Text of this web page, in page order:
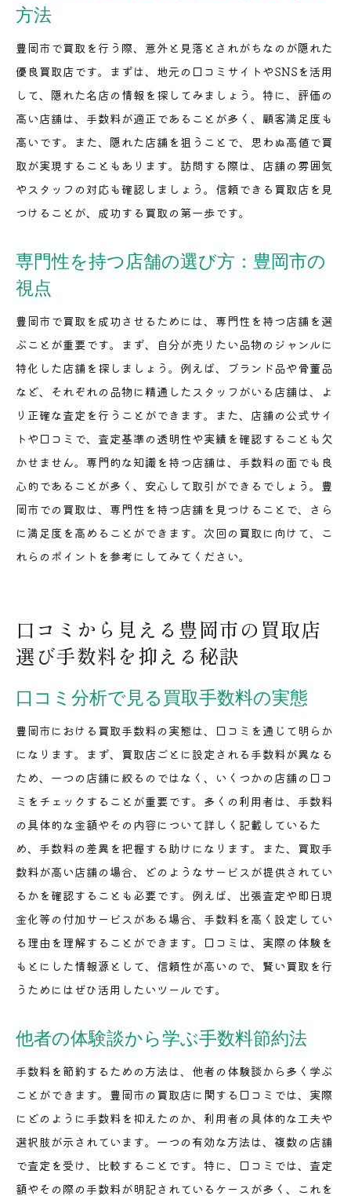
方法
豊岡市で買取を行う際、意外と見落とされがちなのが隠れた
優良買取店です。まずは、地元の口コミサイトやSNSを活用
して、隠れた名店の情報を探してみましょう。特に、評価の
高い店舗は、手数料が適正であることが多く、顧客満足度も
高いです。また、隠れた店舗を狙うことで、思わぬ高値で買
取が実現することもあります。訪問する際は、店舗の雰囲気
やスタッフの対応も確認しましょう。信頼できる買取店を見
つけることが、成功する買取の第一歩です。
専門性を持つ店舗の選び方：豊岡市の
視点
豊岡市で買取を成功させるためには、専門性を持つ店舗を選
ぶことが重要です。まず、自分が売りたい品物のジャンルに
特化した店舗を探しましょう。例えば、ブランド品や骨董品
など、それぞれの品物に精通したスタッフがいる店舗は、よ
り正確な査定を行うことができます。また、店舗の公式サイ
トや口コミで、査定基準の透明性や実績を確認することも欠
かせません。専門的な知識を持つ店舗は、手数料の面でも良
心的であることが多く、安心して取引ができるでしょう。豊
岡市での買取は、専門性を持つ店舗を見つけることで、さら
に満足度を高めることができます。次回の買取に向けて、こ
れらのポイントを参考にしてみてください。
口コミから見える豊岡市の買取店
選び手数料を抑える秘訣
口コミ分析で見る買取手数料の実態
豊岡市における買取手数料の実態は、口コミを通じて明らか
になります。まず、買取店ごとに設定される手数料が異なる
ため、一つの店舗に絞るのではなく、いくつかの店舗の口コ
ミをチェックすることが重要です。多くの利用者は、手数料
の具体的な金額やその内容について詳しく記載しているた
め、手数料の差異を把握する助けになります。また、買取手
数料が高い店舗の場合、どのようなサービスが提供されてい
るかを確認することも必要です。例えば、出張査定や即日現
金化等の付加サービスがある場合、手数料を高く設定してい
る理由を理解することができます。口コミは、実際の体験を
もとにした情報源として、信頼性が高いので、賢い買取を行
うためにはぜひ活用したいツールです。
他者の体験談から学ぶ手数料節約法
手数料を節約するための方法は、他者の体験談から多く学ぶ
ことができます。豊岡市の買取店に関する口コミでは、実際
にどのように手数料を抑えたのか、利用者の具体的な工夫や
選択肢が示されています。一つの有効な方法は、複数の店舗
で査定を受け、比較することです。特に、口コミでは、査定
額やその際の手数料が明記されているケースが多く、これを